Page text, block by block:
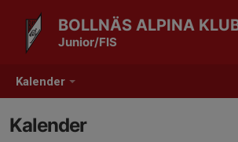
Kalender
BOLLNÄS ALPINA
Junior/FIS
Kalender